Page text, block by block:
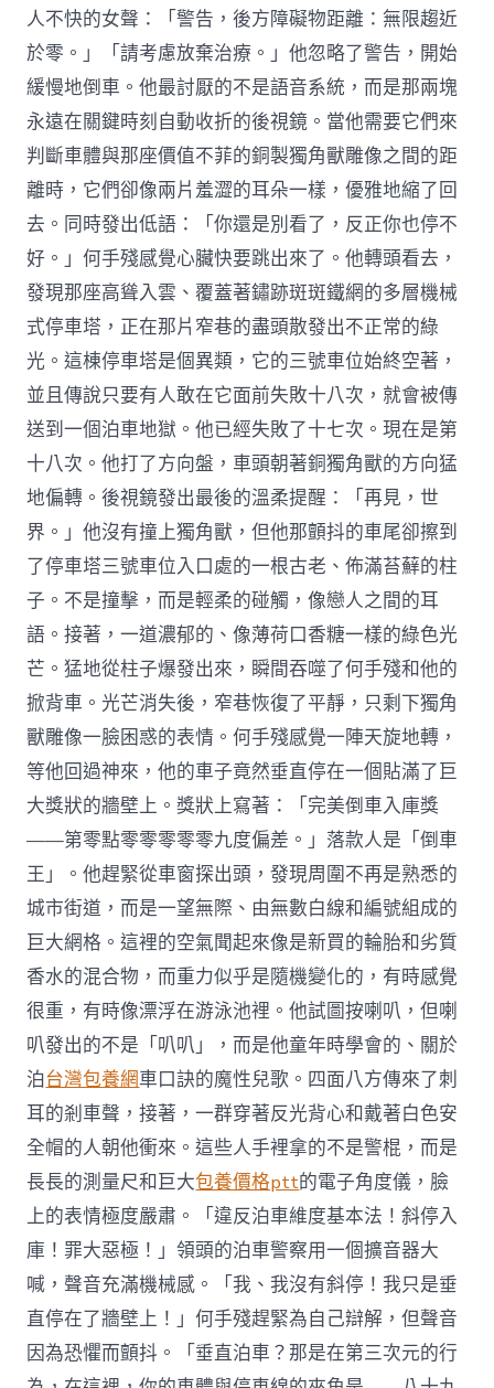
人不快的女聲：「警告，後方障礙物距離：無限趨近
於零。」「請考慮放棄治療。」他忽略了警告，開始
緩慢地倒車。他最討厭的不是語音系統，而是那兩塊
永遠在關鍵時刻自動收折的後視鏡。當他需要它們來
判斷車體與那座價值不菲的銅製獨角獸雕像之間的距
離時，它們卻像兩片羞澀的耳朵一樣，優雅地縮了回
去。同時發出低語：「你還是別看了，反正你也停不
好。」何手殘感覺心臟快要跳出來了。他轉頭看去，
發現那座高聳入雲、覆蓋著鏽跡斑斑鐵網的多層機械
式停車塔，正在那片窄巷的盡頭散發出不正常的綠
光。這棟停車塔是個異類，它的三號車位始終空著，
並且傳說只要有人敢在它面前失敗十八次，就會被傳
送到一個泊車地獄。他已經失敗了十七次。現在是第
十八次。他打了方向盤，車頭朝著銅獨角獸的方向猛
地偏轉。後視鏡發出最後的溫柔提醒：「再見，世
界。」他沒有撞上獨角獸，但他那顫抖的車尾卻擦到
了停車塔三號車位入口處的一根古老、佈滿苔蘚的柱
子。不是撞擊，而是輕柔的碰觸，像戀人之間的耳
語。接著，一道濃郁的、像薄荷口香糖一樣的綠色光
芒。猛地從柱子爆發出來，瞬間吞噬了何手殘和他的
掀背車。光芒消失後，窄巷恢復了平靜，只剩下獨角
獸雕像一臉困惑的表情。何手殘感覺一陣天旋地轉，
等他回過神來，他的車子竟然垂直停在一個貼滿了巨
大獎狀的牆壁上。獎狀上寫著：「完美倒車入庫獎
——第零點零零零零零九度偏差。」落款人是「倒車
王」。他趕緊從車窗探出頭，發現周圍不再是熟悉的
城市街道，而是一望無際、由無數白線和編號組成的
巨大網格。這裡的空氣聞起來像是新買的輪胎和劣質
香水的混合物，而重力似乎是隨機變化的，有時感覺
很重，有時像漂浮在游泳池裡。他試圖按喇叭，但喇
叭發出的不是「叭叭」，而是他童年時學會的、關於
泊台灣包養網車口訣的魔性兒歌。四面八方傳來了刺
耳的剎車聲，接著，一群穿著反光背心和戴著白色安
全帽的人朝他衝來。這些人手裡拿的不是警棍，而是
長長的測量尺和巨大包養價格ptt的電子角度儀，臉
上的表情極度嚴肅。「違反泊車維度基本法！斜停入
庫！罪大惡極！」領頭的泊車警察用一個擴音器大
喊，聲音充滿機械感。「我、我沒有斜停！我只是垂
直停在了牆壁上！」何手殘趕緊為自己辯解，但聲音
因為恐懼而顫抖。「垂直泊車？那是在第三次元的行